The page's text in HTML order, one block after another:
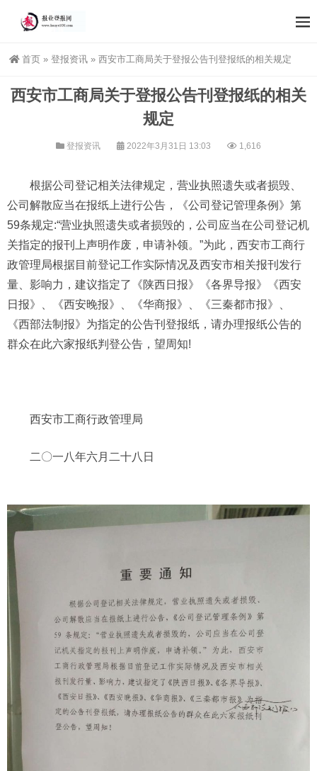
首页 » 登报资讯 » 西安市工商局关于登报公告刊登报纸的相关规定
西安市工商局关于登报公告刊登报纸的相关
规定
登报资讯 2022年3月31日 13:03 1,616
根据公司登记相关法律规定，营业执照遗失或者损毁、
公司解散应当在报纸上进行公告，《公司登记管理条例》第
59条规定:“营业执照遗失或者损毁的，公司应当在公司登记机
关指定的报刊上声明作废，申请补领。”为此，西安市工商行
政管理局根据目前登记工作实际情况及西安市相关报刊发行
量、影响力，建议指定了《陕西日报》《各界导报》《西安
日报》、《西安晚报》、《华商报》、《三秦都市报》、
《西部法制报》为指定的公告刊登报纸，请办理报纸公告的
群众在此六家报纸判登公告，望周知!
西安市工商行政管理局
二〇一八年六月二十八日